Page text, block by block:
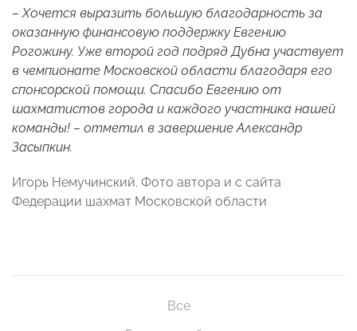
– Хочется выразить большую благодарность за
оказанную финансовую поддержку Евгению
Рогожину. Уже второй год подряд Дубна участвует
в чемпионате Московской области благодаря его
спонсорской помощи. Спасибо Евгению от
шахматистов города и каждого участника нашей
команды! – отметил в завершение Александр
Засыпкин.
Игорь Немучинский. Фото автора и с сайта
Федерации шахмат Московской области
Все